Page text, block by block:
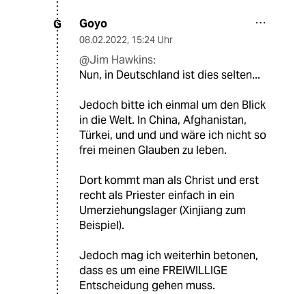
G Goyo
08.02.2022, 15:24 Uhr
@Jim Hawkins:
Nun, in Deutschland ist dies selten...
Jedoch bitte ich einmal um den Blick
in die Welt. In China, Afghanistan,
Türkei, und und und wäre ich nicht so
frei meinen Glauben zu leben.
Dort kommt man als Christ und erst
recht als Priester einfach in ein
Umerziehungslager (Xinjiang zum
Beispiel).
Jedoch mag ich weiterhin betonen,
dass es um eine FREIWILLIGE
Entscheidung gehen muss.